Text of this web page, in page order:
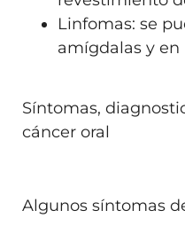
Linfomas: se
amígdalas y en
Síntomas,
cáncer oral
Algunos síntomas